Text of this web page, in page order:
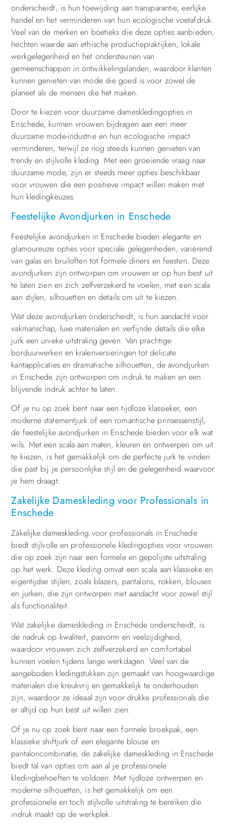
onderscheidt, is hun toewijding aan transparantie, eerlijke
handel en het verminderen van hun ecologische voetafdruk.
Veel van de merken en boetieks die deze opties aanbieden,
hechten waarde aan ethische productiepraktijken, lokale
werkgelegenheid en het ondersteunen van
gemeenschappen in ontwikkelingslanden, waardoor klanten
kunnen genieten van mode die goed is voor zowel de
planeet als de mensen die het maken.
Door te kiezen voor duurzame dameskledingopties in
Enschede, kunnen vrouwen bijdragen aan een meer
duurzame mode-industrie en hun ecologische impact
verminderen, terwijl ze nog steeds kunnen genieten van
trendy en stijlvolle kleding. Met een groeiende vraag naar
duurzame mode, zijn er steeds meer opties beschikbaar
voor vrouwen die een positieve impact willen maken met
hun kledingkeuzes.
Feestelijke Avondjurken in Enschede
Feestelijke avondjurken in Enschede bieden elegante en
glamoureuze opties voor speciale gelegenheden, variërend
van galas en bruiloften tot formele diners en feesten. Deze
avondjurken zijn ontworpen om vrouwen er op hun best uit
te laten zien en zich zelfverzekerd te voelen, met een scala
aan stijlen, silhouetten en details om uit te kiezen.
Wat deze avondjurken onderscheidt, is hun aandacht voor
vakmanschap, luxe materialen en verfijnde details die elke
jurk een unieke uitstraling geven. Van prachtige
borduurwerken en kralenversieringen tot delicate
kantapplicaties en dramatische silhouetten, de avondjurken
in Enschede zijn ontworpen om indruk te maken en een
blijvende indruk achter te laten.
Of je nu op zoek bent naar een tijdloze klassieker, een
moderne statementjurk of een romantische prinsessenstijl,
de feestelijke avondjurken in Enschede bieden voor elk wat
wils. Met een scala aan maten, kleuren en ontwerpen om uit
te kiezen, is het gemakkelijk om de perfecte jurk te vinden
die past bij je persoonlijke stijl en de gelegenheid waarvoor
je hem draagt.
Zakelijke Dameskleding voor Professionals in
Enschede
Zakelijke dameskleding voor professionals in Enschede
biedt stijlvolle en professionele kledingopties voor vrouwen
die op zoek zijn naar een formele en gepolijste uitstraling
op het werk. Deze kleding omvat een scala aan klassieke en
eigentijdse stijlen, zoals blazers, pantalons, rokken, blouses
en jurken, die zijn ontworpen met aandacht voor zowel stijl
als functionaliteit.
Wat zakelijke dameskleding in Enschede onderscheidt, is
de nadruk op kwaliteit, pasvorm en veelzijdigheid,
waardoor vrouwen zich zelfverzekerd en comfortabel
kunnen voelen tijdens lange werkdagen. Veel van de
aangeboden kledingstukken zijn gemaakt van hoogwaardige
materialen die kreukvrij en gemakkelijk te onderhouden
zijn, waardoor ze ideaal zijn voor drukke professionals die
er altijd op hun best uit willen zien.
Of je nu op zoek bent naar een formele broekpak, een
klassieke shiftjurk of een elegante blouse en
pantaloncombinatie, de zakelijke dameskleding in Enschede
biedt tal van opties om aan al je professionele
kledingbehoeften te voldoen. Met tijdloze ontwerpen en
moderne silhouetten, is het gemakkelijk om een
professionele en toch stijlvolle uitstraling te bereiken die
indruk maakt op de werkplek.